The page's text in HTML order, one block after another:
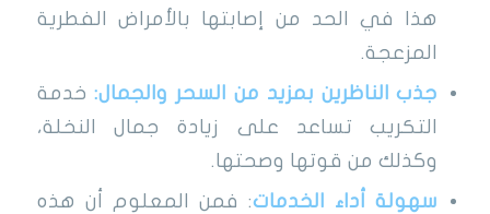
هذا في الحد من إصابتها بالأمراض الفطرية
المزعجة.
جذب الناظرين بمزيد من السحر والجمال:خدمة
التكريب تساعد على زيادة جمال النخلة،
وكذلك من قوتها وصحتها.
سهولة أداء الخدمات: فمن المعلوم أن هذه